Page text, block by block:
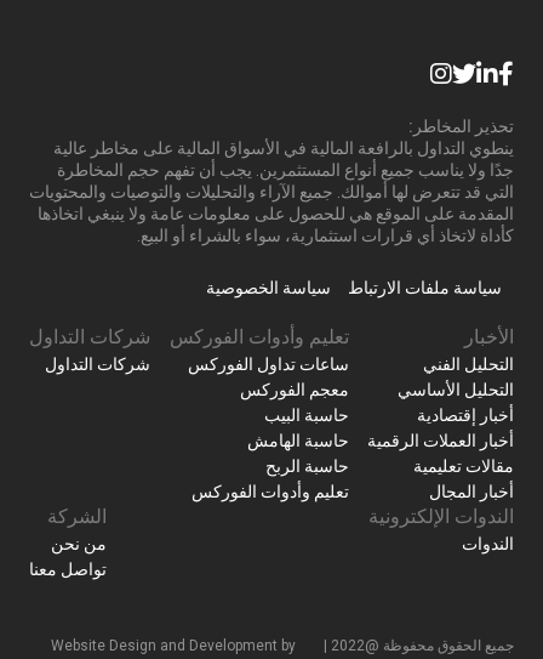
تحذير المخاطر:
ينطوي التداول بالرافعة المالية في الأسواق المالية على مخاطر عالية
جدًا ولا يناسب جميع أنواع المستثمرين. يجب أن تفهم حجم المخاطرة
التي قد تتعرض لها أموالك. جميع الآراء والتحليلات والتوصيات والمحتويات
المقدمة على الموقع هي للحصول على معلومات عامة ولا ينبغي اتخاذها
كأداة لاتخاذ أي قرارات استثمارية، سواء بالشراء أو البيع.
سياسة ملفات الارتباط سياسة الخصوصية
الأخبار
التحليل الفني
التحليل الأساسي
أخبار إقتصادية
أخبار العملات الرقمية
مقالات تعليمية
أخبار المجال
تعليم وأدوات الفوركس
ساعات تداول الفوركس
معجم الفوركس
حاسبة البيب
حاسبة الهامش
حاسبة الربح
تعليم وأدوات الفوركس
شركات التداول
شركات التداول
الندوات الإلكترونية
الندوات
الشركة
من نحن
تواصل معنا
Website Design and Development by